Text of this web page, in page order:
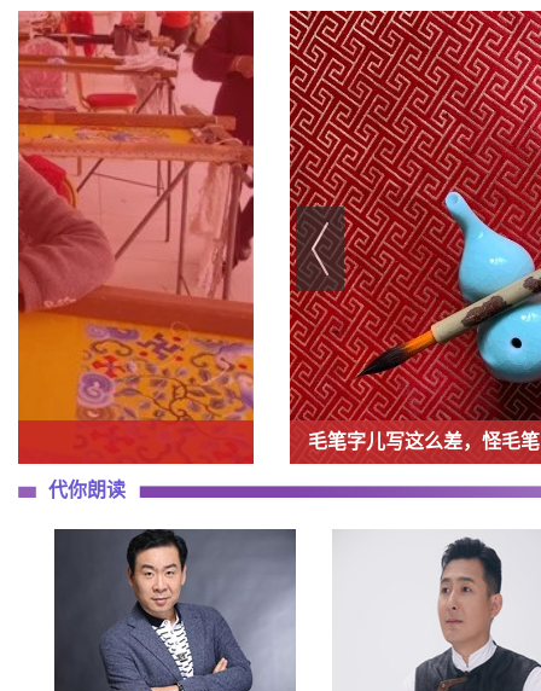
毛笔字儿写这么差，怪毛
代你朗读